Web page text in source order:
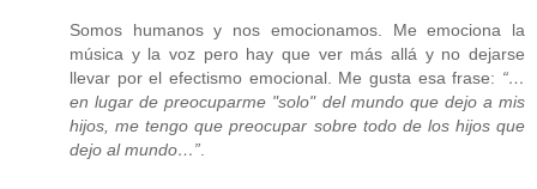
Somos humanos y nos emocionamos. Me emociona la
música y la voz pero hay que ver más allá y no dejarse
llevar por el efectismo emocional. Me gusta esa frase: “…
en lugar de preocuparme "solo" del mundo que dejo a mis
hijos, me tengo que preocupar sobre todo de los hijos que
dejo al mundo…”.